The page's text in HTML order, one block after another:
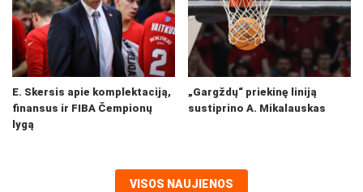
E. Skersis apie komplektaciją,
finansus ir FIBA Čempionų
lygą
„Gargždų“ priekinę liniją
sustiprino A. Mikalauskas
VISOS NAUJIENOS